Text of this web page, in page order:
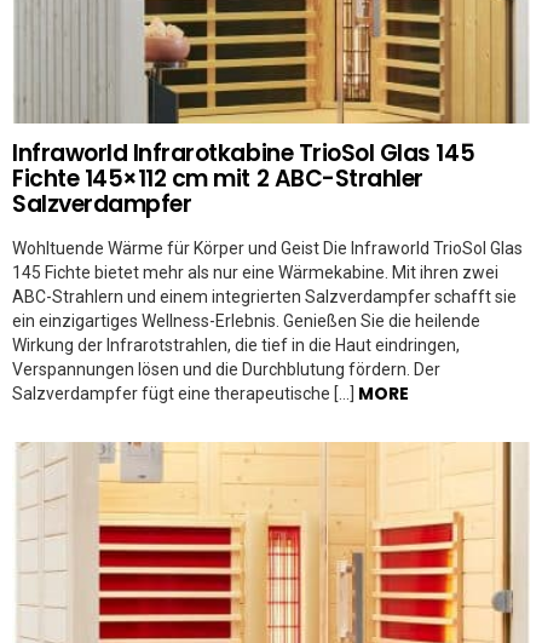
Infraworld Infrarotkabine TrioSol Glas 145
Fichte 145×112 cm mit 2 ABC-Strahler
Salzverdampfer
Wohltuende Wärme für Körper und Geist Die Infraworld TrioSol Glas
145 Fichte bietet mehr als nur eine Wärmekabine. Mit ihren zwei
ABC-Strahlern und einem integrierten Salzverdampfer schafft sie
ein einzigartiges Wellness-Erlebnis. Genießen Sie die heilende
Wirkung der Infrarotstrahlen, die tief in die Haut eindringen,
Verspannungen lösen und die Durchblutung fördern. Der
Salzverdampfer fügt eine therapeutische […] MORE